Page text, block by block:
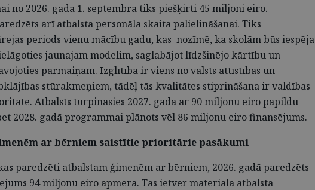
no 2026. gada 1. septembra tiks piešķirti 45 miljoni eiro.
arī atbalsta personāla skaita palielināšanai. Tiks
periods vienu mācību gadu, kas nozīmē, ka skolām būs iespēja
jaunajam modelim, saglabājot līdzšinējo kārtību un
pārmaiņām. Izglītība ir viens no valsts attīstības un
stūrakmeņiem, tādēļ tās kvalitātes stiprināšana ir valdības
Atbalsts turpināsies 2027. gadā ar 90 miljonu eiro papildu
2028. gadā programmai plānots vēl 86 miljonu eiro finansējums.
ar bērniem saistītie prioritārie pasākumi
paredzēti atbalstam ģimenēm ar bērniem, 2026. gadā paredzēts
94 miljonu eiro apmērā. Tas ietver materiālā atbalsta